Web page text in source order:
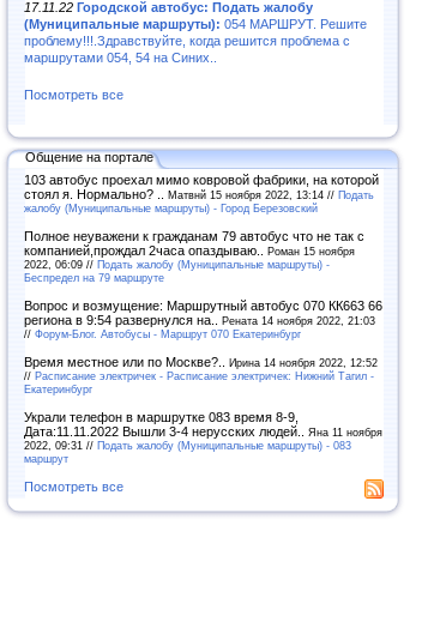
17.11.22 Городской автобус: Подать жалобу
(Муниципальные маршруты): 054 МАРШРУТ. Решите
проблему!!!.Здравствуйте, когда решится проблема с
маршрутами 054, 54 на Синих..
Посмотреть все
Общение на портале
103 автобус проехал мимо ковровой фабрики, на которой
стоял я. Нормально? .. Матвнй 15 ноября 2022, 13:14 // Подать
жалобу (Муниципальные маршруты) - Город Березовский
Полное неуважени к гражданам 79 автобус что не так с
компанией,прождал 2часа опаздываю.. Роман 15 ноября
2022, 06:09 // Подать жалобу (Муниципальные маршруты) -
Беспредел на 79 маршруте
Вопрос и возмущение: Маршрутный автобус 070 КК663 66
региона в 9:54 развернулся на.. Рената 14 ноября 2022, 21:03
// Форум-Блог. Автобусы - Маршрут 070 Екатеринбург
Время местное или по Москве?.. Ирина 14 ноября 2022, 12:52
// Расписание электричек - Расписание электричек: Нижний Тагил -
Екатеринбург
Украли телефон в маршрутке 083 время 8-9,
Дата:11.11.2022 Вышли 3-4 нерусских людей.. Яна 11 ноября
2022, 09:31 // Подать жалобу (Муниципальные маршруты) - 083
маршрут
Посмотреть все